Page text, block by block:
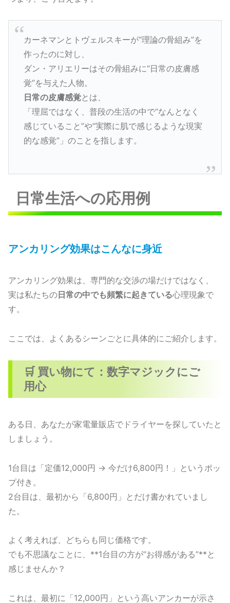
カーネマンとトヴェルスキーが“理論の骨組み”を
作ったのに対し、
ダン・アリエリーはその骨組みに“日常の皮膚感
覚”を与えた人物。
日常の皮膚感覚とは、
「理屈ではなく、普段の生活の中で“なんとなく
感じていること”や“実際に肌で感じるような現実
的な感覚”」のことを指します。
日常生活への応用例
アンカリング効果はこんなに身近
アンカリング効果は、専門的な交渉の場だけではなく、
実は私たちの日常の中でも頻繁に起きている心理現象で
す。
ここでは、よくあるシーンごとに具体的にご紹介します。
🛒 買い物にて：数字マジックにご
用心
ある日、あなたが家電量販店でドライヤーを探していたと
しましょう。
1台目は「定価12,000円 → 今だけ6,800円！」というポッ
プ付き。
2台目は、最初から「6,800円」とだけ書かれていまし
た。
よく考えれば、どちらも同じ価格です。
でも不思議なことに、**1台目の方が“お得感がある”**と
感じませんか？
これは、最初に「12,000円」という高いアンカーが示さ